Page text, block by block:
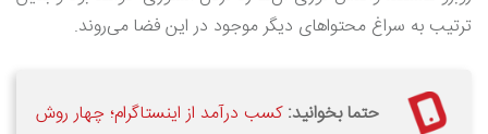
ترتیب به سراغ محتواهای دیگر موجود در این فضا می‌روند.
حتما بخوانید: کسب درآمد از اینستاگرام؛ چهار روش